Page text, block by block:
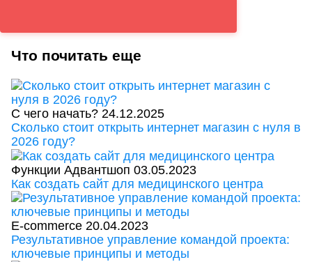
Что почитать еще
С чего начать? 24.12.2025
Сколько стоит открыть интернет магазин с нуля в
2026 году?
Функции Адвантшоп 03.05.2023
Как создать сайт для медицинского центра
E-commerce 20.04.2023
Результативное управление командой проекта:
ключевые принципы и методы